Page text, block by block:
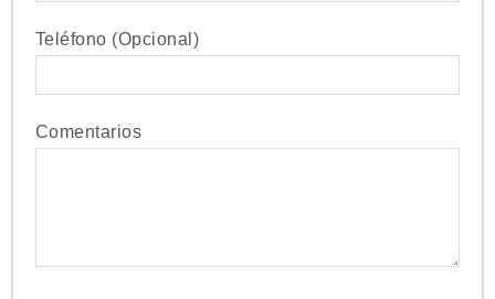
Teléfono (Opcional)
Comentarios